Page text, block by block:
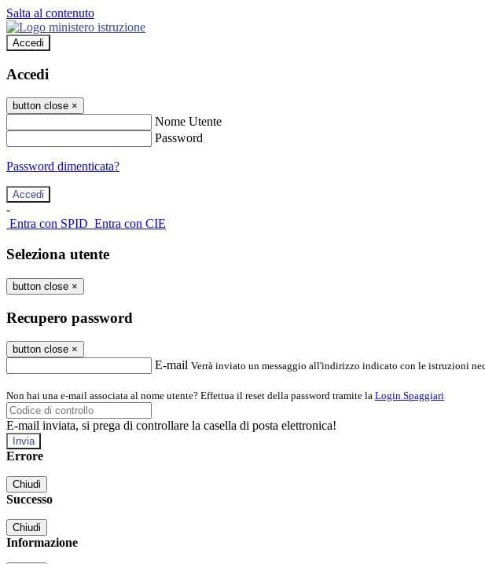
Salta al contenuto
Accedi
Accedi
button close ×
Nome Utente
Password
Password dimenticata?
-
Entra con SPID Entra con CIE
Seleziona utente
button close ×
Recupero password
button close ×
E-mail Verrà inviato un messaggio all'indirizzo indicato con le istruzioni
Non hai una e-mail associata al nome utente? Effettua il reset della password tramite la Login Spaggiari
E-mail inviata, si prega di controllare la casella di posta elettronica!
Errore
Chiudi
Successo
Chiudi
Informazione